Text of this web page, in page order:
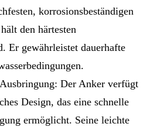
korrosionsbeständigen
den härtesten
Er gewährleistet dauerhafte
Der Anker verfügt
Design, das eine schnelle
ermöglicht. Seine leichte